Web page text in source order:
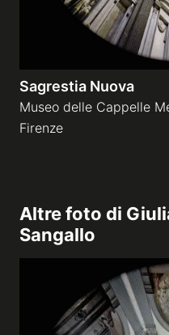
Sagrestia Nuova
Museo delle Cappelle
Firenze
Altre foto di
Sangallo